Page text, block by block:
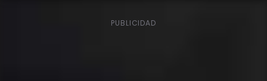
PUBLICIDAD